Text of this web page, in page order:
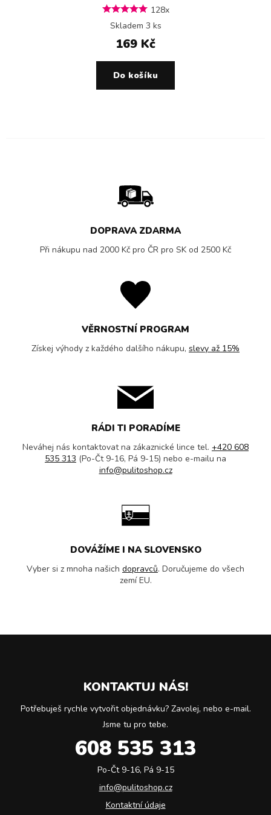
128x
Skladem 3 ks
169 Kč
Do košíku
DOPRAVA ZDARMA
Při nákupu nad 2000 Kč pro ČR pro SK od 2500 Kč
VĚRNOSTNÍ PROGRAM
Získej výhody z každého dalšího nákupu, slevy až 15%
RÁDI TI PORADÍME
Neváhej nás kontaktovat na zákaznické lince tel. +420 608
535 313 (Po-Čt 9-16, Pá 9-15) nebo e-mailu na
info@pulitoshop.cz
DOVÁŽÍME I NA SLOVENSKO
Vyber si z mnoha našich dopravců. Doručujeme do všech
zemí EU.
KONTAKTUJ NÁS!
Potřebuješ rychle vytvořit objednávku? Zavolej, nebo e-mail.
Jsme tu pro tebe.
608 535 313
Po-Čt 9-16, Pá 9-15
info@pulitoshop.cz
Kontaktní údaje